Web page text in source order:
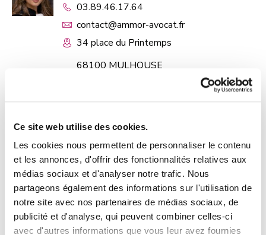
Ce site web utilise des cookies.
Les cookies nous permettent de personnaliser le contenu
et les annonces, d'offrir des fonctionnalités relatives aux
médias sociaux et d'analyser notre trafic. Nous
partageons également des informations sur l'utilisation de
notre site avec nos partenaires de médias sociaux, de
publicité et d'analyse, qui peuvent combiner celles-ci
avec d'autres informations que vous leur avez fournies
03.89.46.17.64
contact@ammor-avocat.fr
34 place du Printemps
68100 MULHOUSE
PLUS D'INFOS
Jean-Michel ARCAY
Ancien bâtonnier
Conseiller de l'Ordre
03.89.45.68.38